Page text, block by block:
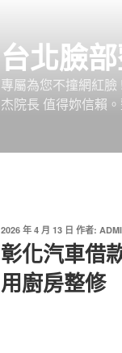
台北臉
專屬為您不撞網紅
杰院長 值得妳信賴
發
佈
於
2026 年 4 月 13 日 作者:
彰化汽車借
用廚房整修